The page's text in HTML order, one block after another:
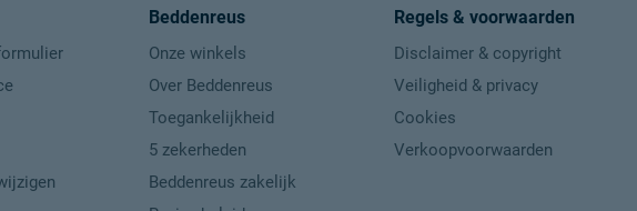
Wasinstructies
Drooginstructies
Goed om te weten
Beddenreus
Onze winkels
Over Beddenreus
Toegankelijkheid
5 zekerheden
Beddenreus zakelijk
Regels & voorwaarden
Disclaimer & copyright
Veiligheid & privacy
Cookies
Verkoopvoorwaarden